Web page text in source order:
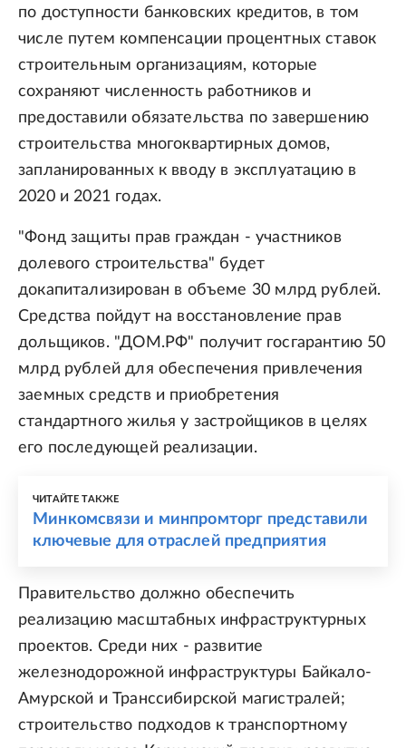
по доступности банковских кредитов, в том
числе путем компенсации процентных ставок
строительным организациям, которые
сохраняют численность работников и
предоставили обязательства по завершению
строительства многоквартирных домов,
запланированных к вводу в эксплуатацию в
2020 и 2021 годах.
"Фонд защиты прав граждан - участников
долевого строительства" будет
докапитализирован в объеме 30 млрд рублей.
Средства пойдут на восстановление прав
дольщиков. "ДОМ.РФ" получит госгарантию 50
млрд рублей для обеспечения привлечения
заемных средств и приобретения
стандартного жилья у застройщиков в целях
его последующей реализации.
ЧИТАЙТЕ ТАКЖЕ
Минкомсвязи и минпромторг представили
ключевые для отраслей предприятия
Правительство должно обеспечить
реализацию масштабных инфраструктурных
проектов. Среди них - развитие
железнодорожной инфраструктуры Байкало-
Амурской и Транссибирской магистралей;
строительство подходов к транспортному